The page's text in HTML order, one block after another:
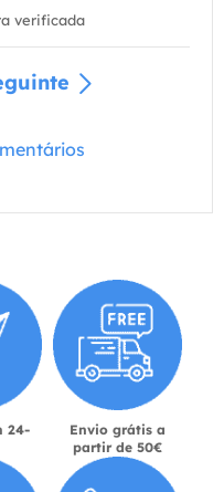
verificada
24-
Envio grátis a
partir de 50€